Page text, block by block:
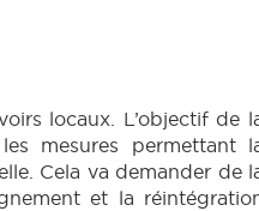
locaux. L’objectif de
mesures permettant
Cela va demander de
et la